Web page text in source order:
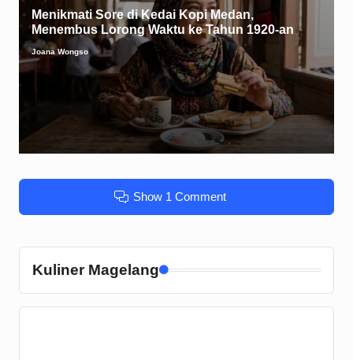
Menikmati Sore di Kedai Kopi Medan,
Menembus Lorong Waktu ke Tahun 1920-an
Posted
Joana Wongso
Show 1 Comment
Kuliner Magelang